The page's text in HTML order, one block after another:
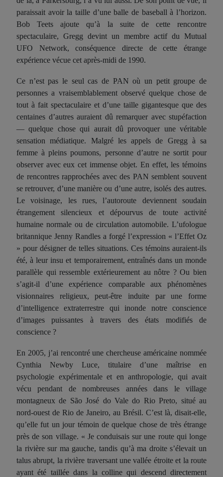
paraissait avoir la taille d’une balle de baseball à l’horizon.
Bob Teets ajoute qu’à la suite de cette rencontre
spectaculaire, Gregg devint un membre actif du Mutual
UFO Network, conséquence directe de cette étrange
expérience vécue cet après-midi de 1990.
Ce n’est pas le seul cas de PAN où un petit groupe de
personnes a vraisemblablement observé quelque chose de
tout à fait spectaculaire et d’une taille gigantesque que des
centaines d’autres auraient dû remarquer avec stupéfaction
— quelque chose qui aurait dû provoquer une véritable
sensation médiatique. Malgré les appels de Gregg à sa
femme à pleins poumons, personne d’autre ne sortit pour
observer avec eux cet immense objet. En effet, les témoins
de rencontres rapprochées avec des PAN semblent souvent
se retrouver, d’une manière ou d’une autre, isolés des autres.
Le voisinage, les rues, l’autoroute deviennent soudain
étrangement silencieux et dépourvus de toute activité
humaine normale ou de circulation automobile. L’ufologue
britannique Jenny Randles a forgé l’expression « l’Effet Oz
» pour désigner de telles situations. Ces témoins auraient-ils
été, à leur insu et temporairement, entraînés dans un monde
parallèle qui ressemble extérieurement au nôtre ? Ou bien
s’agit-il d’une expérience comparable aux phénomènes
visionnaires religieux, peut-être induite par une forme
d’intelligence extraterrestre qui inonde notre conscience
d’images puissantes à travers des états modifiés de
conscience ?
En 2005, j’ai rencontré une chercheuse américaine nommée
Cynthia Newby Luce, titulaire d’une maîtrise en
psychologie expérimentale et en anthropologie, qui avait
vécu pendant de nombreuses années dans le village
montagneux de São José do Vale do Rio Preto, situé au
nord-ouest de Rio de Janeiro, au Brésil. C’est là, disait-elle,
qu’elle fut un jour témoin de quelque chose de très étrange
près de son village. « Je conduisais sur une route qui longe
la rivière sur ma gauche, tandis qu’à ma droite s’élevait un
talus abrupt, la rivière traversant une vallée étroite et la route
ayant été taillée dans la colline qui descend directement